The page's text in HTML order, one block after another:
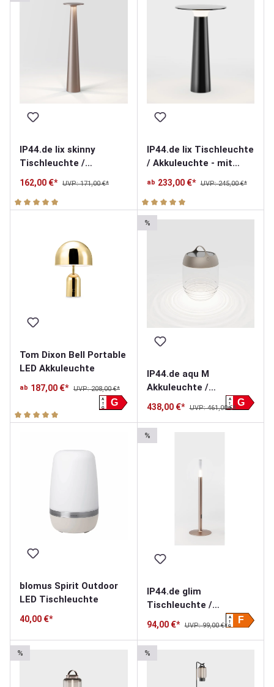
IP44.de lix skinny
Tischleuchte /
Akkuleuchte - mit
Charging Base
162,00 €* UVP: 171,00 €*
Durchschnittliche Bewertung von 5 von 5 Sternen
IP44.de lix Tischleuchte
/ Akkuleuchte - mit
Charging Base
ab 233,00 €* UVP: 245,00 €*
Durchschnittliche Bewertung
Tom Dixon Bell Portable
LED Akkuleuchte
ab 187,00 €* UVP: 208,00 €*
G
A
G
Durchschnittliche Bewertung von 5 von 5 Sternen
%
IP44.de aqu M
Akkuleuchte /
Solarleuchte
438,00 €* UVP: 461,00 €*
G
A
G
blomus Spirit Outdoor
LED Tischleuchte
40,00 €*
%
IP44.de glim
Tischleuchte /
Akkuleuchte
94,00 €* UVP: 99,00 €*
F
A
G
% %